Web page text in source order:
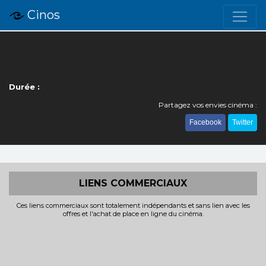
Cinos
Durée :
Partagez vos envies cinéma :
Facebook Twitter
LIENS COMMERCIAUX
Ces liens commerciaux sont totalement indépendants et sans lien avec les
offres et l'achat de place en ligne du cinéma.